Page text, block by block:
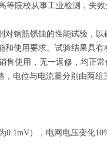
院校从事工业检测，失
钢筋锈蚀的性能试验，
和使用要求。试验结果具
使用，无一返修，均正常
，电位与电流量分别由两
0.1mV），电网电压变化